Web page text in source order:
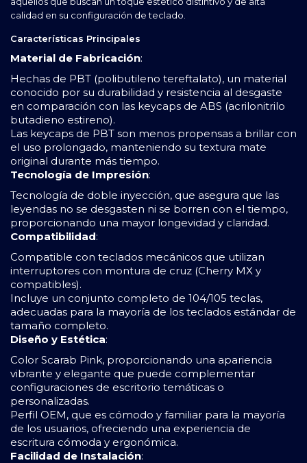
calidad en su configuración de teclado.
Características Principales
Material de Fabricación:
Hechas de PBT (polibutileno tereftalato), un material
conocido por su durabilidad y resistencia al desgaste
en comparación con las keycaps de ABS (acrilonitrilo
butadieno estireno).
Las keycaps de PBT son menos propensas a brillar con
el uso prolongado, manteniendo su textura mate
original durante más tiempo.
Tecnología de Impresión:
Tecnología de doble inyección, que asegura que las
leyendas no se desgasten ni se borren con el tiempo,
proporcionando una mayor longevidad y claridad.
Compatibilidad:
Compatible con teclados mecánicos que utilizan
interruptores con montura de cruz (Cherry MX y
compatibles).
Incluye un conjunto completo de 104/105 teclas,
adecuadas para la mayoría de los teclados estándar de
tamaño completo.
Diseño y Estética:
Color Scarab Pink, proporcionando una apariencia
vibrante y elegante que puede complementar
configuraciones de escritorio temáticas o
personalizadas.
Perfil OEM, que es cómodo y familiar para la mayoría
de los usuarios, ofreciendo una experiencia de
escritura cómoda y ergonómica.
Facilidad de Instalación: